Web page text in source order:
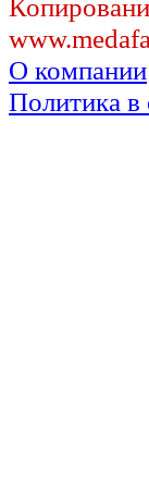
О компании
Политика